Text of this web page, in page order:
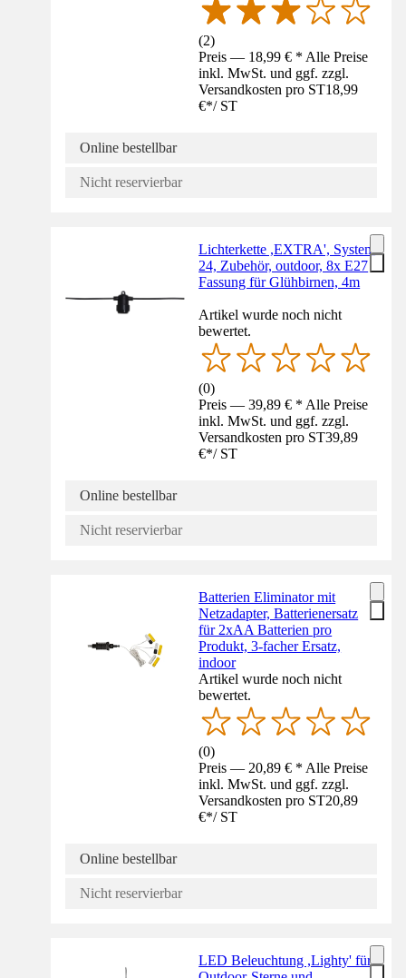
(2)
Preis — 18,99 € * Alle Preise
inkl. MwSt. und ggf. zzgl.
Versandkosten pro ST18,99
€*/ ST
Online bestellbar
Nicht reservierbar
Lichterkette ,EXTRA', System
24, Zubehör, outdoor, 8x E27
Fassung für Glühbirnen, 4m
Artikel wurde noch nicht
bewertet.
(0)
Preis — 39,89 € * Alle Preise
inkl. MwSt. und ggf. zzgl.
Versandkosten pro ST39,89
€*/ ST
Online bestellbar
Nicht reservierbar
Batterien Eliminator mit
Netzadapter, Batterienersatz
für 2xAA Batterien pro
Produkt, 3-facher Ersatz,
indoor
Artikel wurde noch nicht
bewertet.
(0)
Preis — 20,89 € * Alle Preise
inkl. MwSt. und ggf. zzgl.
Versandkosten pro ST20,89
€*/ ST
Online bestellbar
Nicht reservierbar
LED Beleuchtung ,Lighty' für